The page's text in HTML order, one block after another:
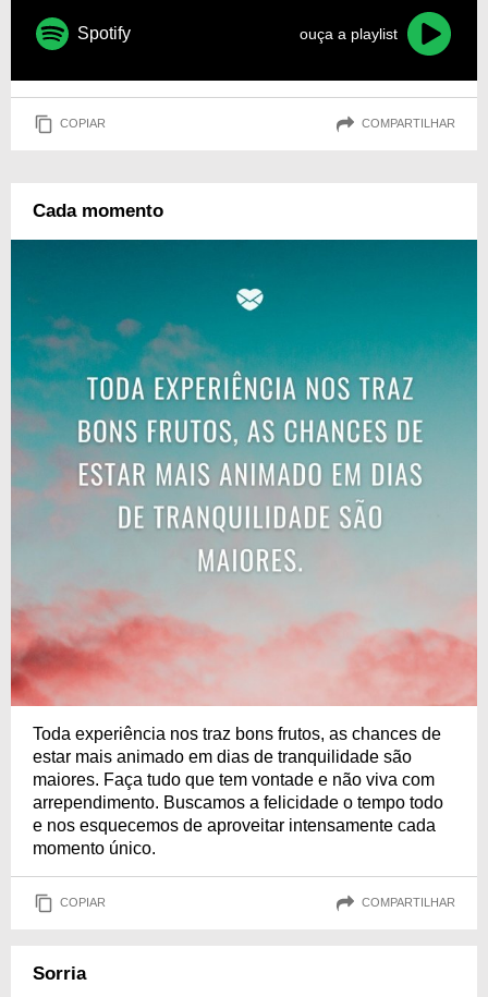
Spotify ouça a playlist
COPIAR COMPARTILHAR
Cada momento
Toda experiência nos traz bons frutos, as chances de
estar mais animado em dias de tranquilidade são
maiores. Faça tudo que tem vontade e não viva com
arrependimento. Buscamos a felicidade o tempo todo
e nos esquecemos de aproveitar intensamente cada
momento único.
COPIAR COMPARTILHAR
Sorria